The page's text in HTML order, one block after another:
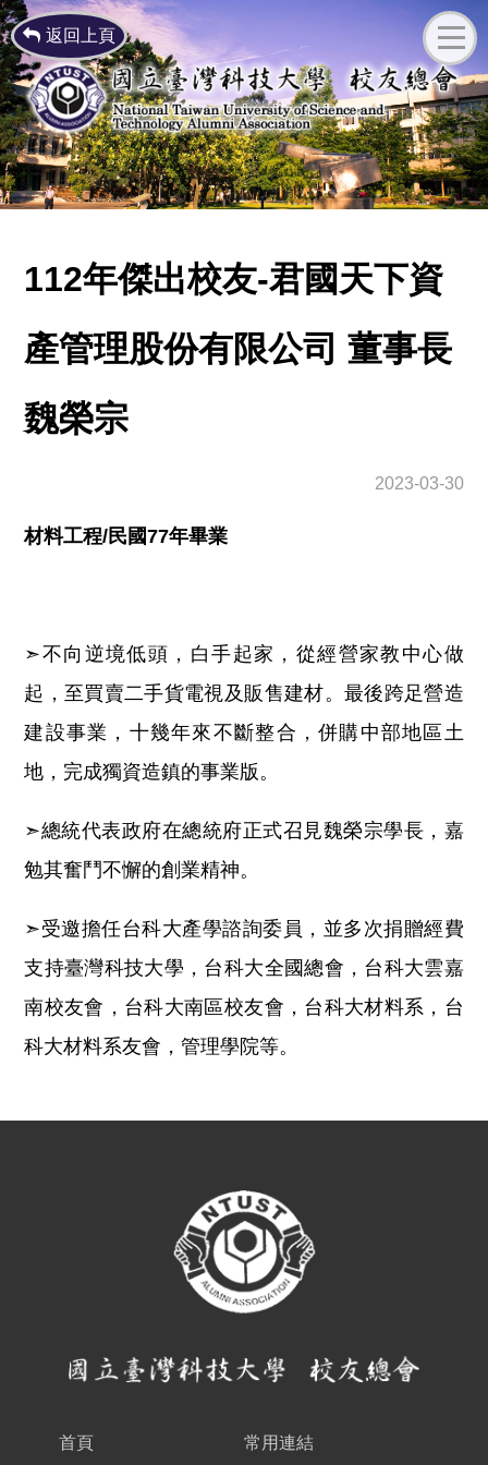
返回上頁
112年傑出校友-君國天下資
產管理股份有限公司 董事長
魏榮宗
2023-03-30
材料工程/民國77年畢業
➣不向逆境低頭，白手起家，從經營家教中心做
起，至買賣二手貨電視及販售建材。最後跨足營造
建設事業，十幾年來不斷整合，併購中部地區土
地，完成獨資造鎮的事業版。
➣總統代表政府在總統府正式召見魏榮宗學長，嘉
勉其奮鬥不懈的創業精神。
➣受邀擔任台科大產學諮詢委員，並多次捐贈經費
支持臺灣科技大學，台科大全國總會，台科大雲嘉
南校友會，台科大南區校友會，台科大材料系，台
科大材料系友會，管理學院等。
首頁 常用連結